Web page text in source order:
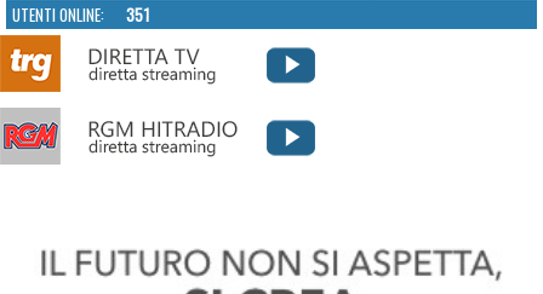
UTENTI ONLINE: 351